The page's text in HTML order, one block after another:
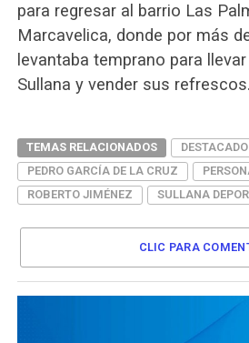
para regresar al barrio Las
Marcavelica, donde por más
levantaba temprano para
Sullana y vender sus refrescos.
TEMAS RELACIONADOS DESTACADO
PEDRO GARCÍA DE LA CRUZ
ROBERTO JIMÉNEZ
SULLANA
CLIC PARA